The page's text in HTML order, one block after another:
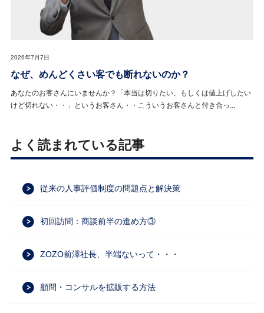
2026年7月7日
なぜ、めんどくさい客でも断れないのか？
あなたのお客さんにいませんか？「本当は切りたい、もしくは値上げしたい
けど切れない・・」というお客さん・・こういうお客さんと付き合っ...
よく読まれている記事
従来の人事評価制度の問題点と解決策
初回訪問：商談前半の進め方③
ZOZO前澤社長、半端ないって・・・
顧問・コンサルを拡販する方法